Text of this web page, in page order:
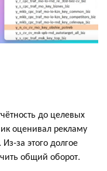
до целевых
оценивал рекламу
за этого долгое
общий оборот.